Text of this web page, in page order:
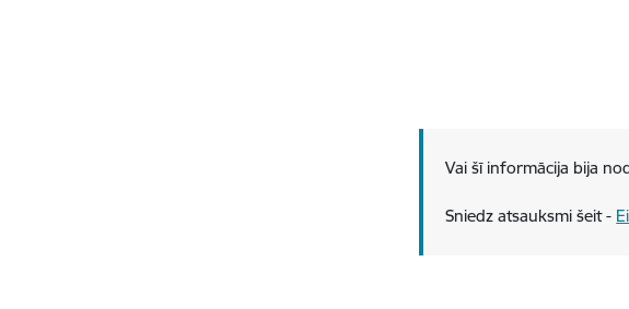
Vai šī informācija bija
Sniedz atsauksmi šeit -